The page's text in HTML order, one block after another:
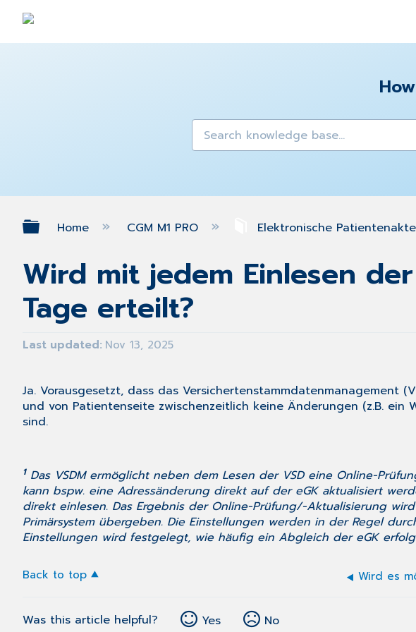
Expand/collapse global hierarchy
Home CGM M1 PRO Elektronische Patientenakte
Wird mit jedem Einlesen
Tage erteilt?
Last updated Nov 13, 2025
Ja. Vorausgesetzt, dass das Versichertenstammdatenmanagement
und von Patientenseite zwischenzeitlich keine Änderungen (z.B.
sind.
1Das VSDM ermöglicht neben dem Lesen der VSD eine Online-
kann bspw. eine Adressänderung direkt auf der eGK aktualisiert
direkt einlesen. Das Ergebnis der Online-Prüfung/-Aktualisierung
Primärsystem übergeben. Die Einstellungen werden in der Regel
Einstellungen wird festgelegt, wie häufig ein Abgleich der eGK
Back to top
Was this article helpful? Yes No